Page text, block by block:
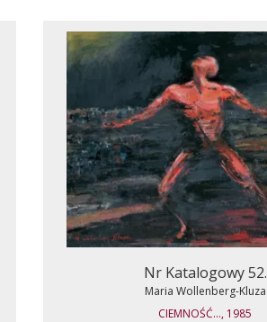
Nr Katalogowy 52.
Maria Wollenberg-Kluza
CIEMNOŚĆ..., 1985